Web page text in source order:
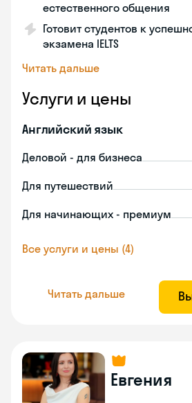
естественного общения
Готовит студентов к
экзамена IELTS
Читать дальше
Услуги и цены
Английский язык
Деловой - для бизнеса
Для путешествий
Для начинающих - премиум
Все услуги и цены (4)
Читать дальше
Евгения